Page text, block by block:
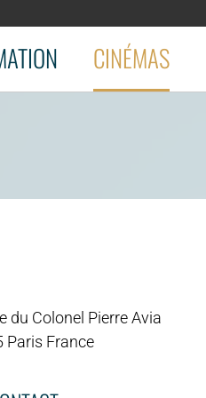
CINÉMAS
du Colonel Pierre Avia
Paris France